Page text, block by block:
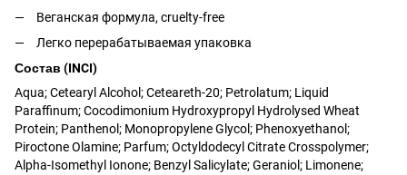
Веганская формула, cruelty-free
Легко перерабатываемая упаковка
Состав (INCI)
Aqua; Cetearyl Alcohol; Ceteareth-20; Petrolatum; Liquid
Paraffinum; Cocodimonium Hydroxypropyl Hydrolysed Wheat
Protein; Panthenol; Monopropylene Glycol; Phenoxyethanol;
Piroctone Olamine; Parfum; Octyldodecyl Citrate Crosspolymer;
Alpha-Isomethyl Ionone; Benzyl Salicylate; Geraniol; Limonene;